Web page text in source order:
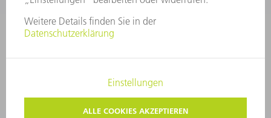
COPYRIGHT UND MARKENZEICHEN
NUTZUNGSBEDINGUNGEN